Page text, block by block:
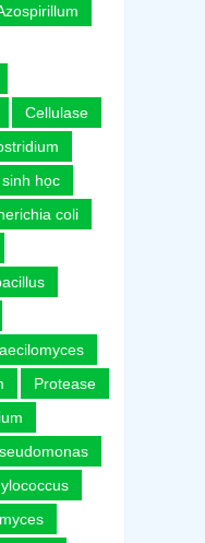
Cellulase
học
coli
Protease